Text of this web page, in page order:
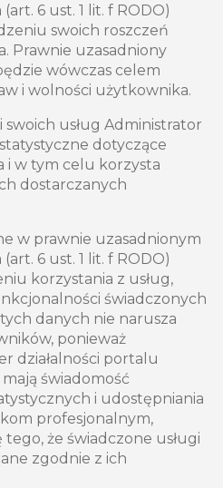
6 ust. 1 lit. f RODO)
swoich roszczeń
Prawnie uzasadniony
wówczas celem
i wolności użytkownika.
usług Administrator
dotyczące
i w tym celu korzysta
dostarczanych
w prawnie uzasadnionym
6 ust. 1 lit. f RODO)
korzystania z usług,
świadczonych
danych nie narusza
ponieważ
działalności portalu
świadomość
i udostępniania
profesjonalnym,
że świadczone usługi
zgodnie z ich